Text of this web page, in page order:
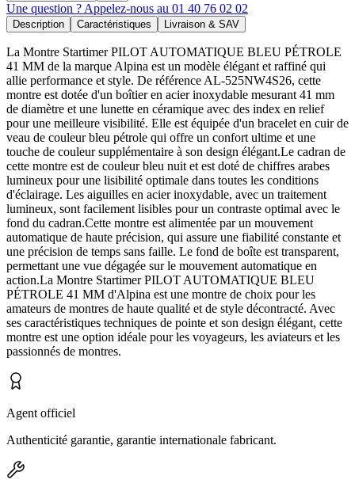
Une question ? Appelez-nous au 01 40 76 02 02
Description Caractéristiques Livraison & SAV
La Montre Startimer PILOT AUTOMATIQUE BLEU PÉTROLE
41 MM de la marque Alpina est un modèle élégant et raffiné qui
allie performance et style. De référence AL-525NW4S26, cette
montre est dotée d'un boîtier en acier inoxydable mesurant 41 mm
de diamètre et une lunette en céramique avec des index en relief
pour une meilleure visibilité. Elle est équipée d'un bracelet en cuir de
veau de couleur bleu pétrole qui offre un confort ultime et une
touche de couleur supplémentaire à son design élégant.Le cadran de
cette montre est de couleur bleu nuit et est doté de chiffres arabes
lumineux pour une lisibilité optimale dans toutes les conditions
d'éclairage. Les aiguilles en acier inoxydable, avec un traitement
lumineux, sont facilement lisibles pour un contraste optimal avec le
fond du cadran.Cette montre est alimentée par un mouvement
automatique de haute précision, qui assure une fiabilité constante et
une précision de temps sans faille. Le fond de boîte est transparent,
permettant une vue dégagée sur le mouvement automatique en
action.La Montre Startimer PILOT AUTOMATIQUE BLEU
PÉTROLE 41 MM d'Alpina est une montre de choix pour les
amateurs de montres de haute qualité et de style décontracté. Avec
ses caractéristiques techniques de pointe et son design élégant, cette
montre est une option idéale pour les voyageurs, les aviateurs et les
passionnés de montres.
Agent officiel
Authenticité garantie, garantie internationale fabricant.